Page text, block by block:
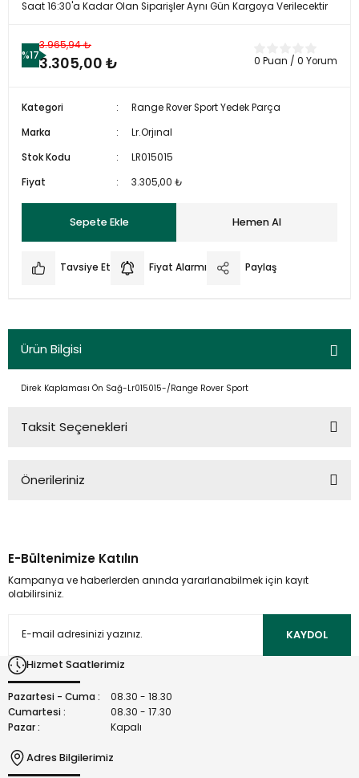
Saat 16:30'a Kadar Olan Siparişler Aynı Gün Kargoya Verilecektir
%17
3.965,94 ₺
3.305,00 ₺ 0 Puan / 0 Yorum
Kategori
Range Rover Sport Yedek Parça
Marka
Lr.Orjınal
Stok Kodu
LR015015
Fiyat
3.305,00 ₺
Sepete Ekle Hemen Al
Tavsiye Et Fiyat Alarmı Paylaş
Ürün Bilgisi
Direk Kaplaması Ön Sağ-Lr015015-/Range Rover Sport
Taksit Seçenekleri
Önerileriniz
kullanarak tarafımıza iletebilirsiniz.
Görüş ve önerileriniz için teşekkür ederiz.
Ürün açıklamasında eksik bilgiler bulunuyor.
Bu ürüne benzer farklı alternatifler olmalı.
E-Bültenimize Katılın
Kampanya ve haberlerden anında yararlanabilmek için kayıt
olabilirsiniz.
KAYDOL
Hizmet Saatlerimiz
Pazartesi - Cuma :
08.30 - 18.30
Cumartesi :
08.30 - 17.30
Pazar :
Kapalı
Adres Bilgilerimiz